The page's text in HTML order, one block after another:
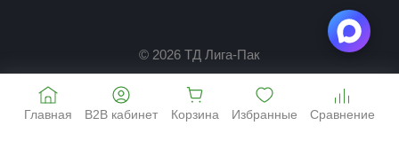
© 2026 ТД Лига-Пак
Главная B2B кабинет Корзина Избранные Сравнение